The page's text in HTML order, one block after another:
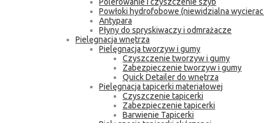
Powłoki hydrofobowe (niewidzialna
Antypara
Płyny do spryskiwaczy i odmrażacze
Pielęgnacja wnętrza
Pielęgnacja tworzyw i gumy
Czyszczenie tworzyw i gumy
Zabezpieczenie tworzyw i gumy
Quick Detailer do wnętrza
Pielęgnacja tapicerki materiałowej
Czyszczenie tapicerki
Zabezpieczenie tapicerki
Barwienie Tapicerki